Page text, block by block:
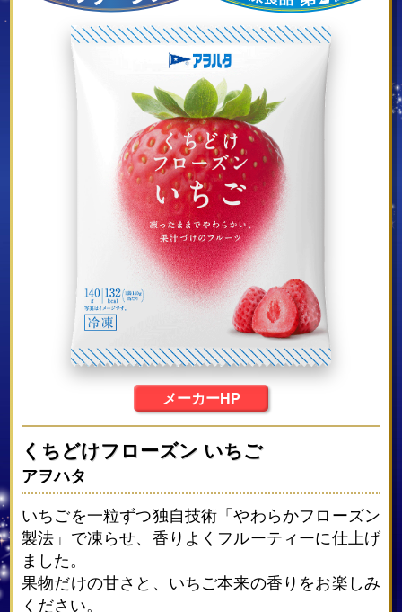
メーカーHP
くちどけフローズン いちご
アヲハタ
いちごを一粒ずつ独自技術「やわらかフローズン
製法」で凍らせ、香りよくフルーティーに仕上げ
ました。
果物だけの甘さと、いちご本来の香りをお楽しみ
ください。